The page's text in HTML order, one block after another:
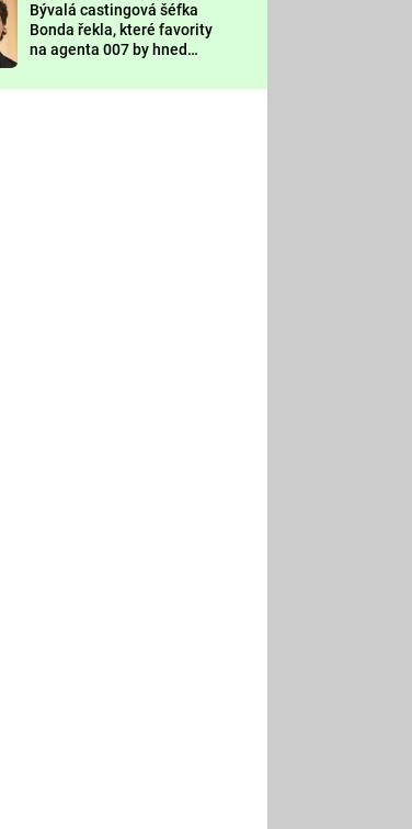
Sledujte nás
Bývalá castingová šéfka
Bonda řekla, které favority
na agenta 007 by hned